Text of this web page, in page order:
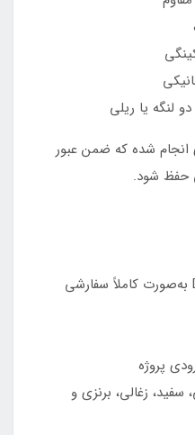
لنگه یا ریلی
شده که ضمن عبور
حفظ شود.
درب پارکینگی CNC مدل DS35 به‌صورت کاملاً سفارشی
پروژه
زغالی، برنزی و